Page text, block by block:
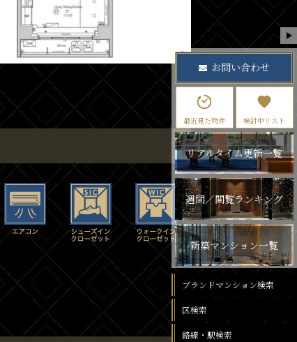
お問い合わせ
最近見た物件 検討中リスト
リアルタイム更新一覧
週間／閲覧ランキング
新築マンション一覧
ブランドマンション検索
区検索
路線・駅検索